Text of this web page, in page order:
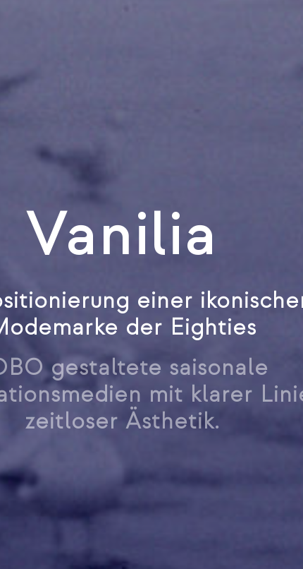
Vanilia
einer
der Eighties
gestaltete saisonale
mit klarer
zeitloser Ästhetik.